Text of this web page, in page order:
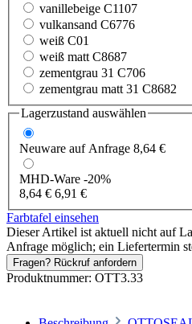
vanillebeige C1107
vulkansand C6776
weiß C01
weiß matt C8687
zementgrau 31 C706
zementgrau matt 31 C8682
Lagerzustand auswählen
Neuware auf Anfrage 8,64 €
MHD-Ware -20%
8,64 € 6,91 €
Farbtafel einsehen
Dieser Artikel ist aktuell nicht auf
Anfrage möglich; ein Liefertermin
Fragen? Rückruf anfordern
Produktnummer: OTT3.33